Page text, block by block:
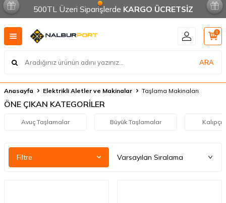
500TL Üzeri Siparişlerde KARGO ÜCRETSİZ
ARA
0
Anasayfa Elektrikli Aletler ve Makinalar Taşlama Makinaları
ÖNE ÇIKAN KATEGORİLER
Avuç Taşlamalar Büyük Taşlamalar Kalıpçı
Filtre